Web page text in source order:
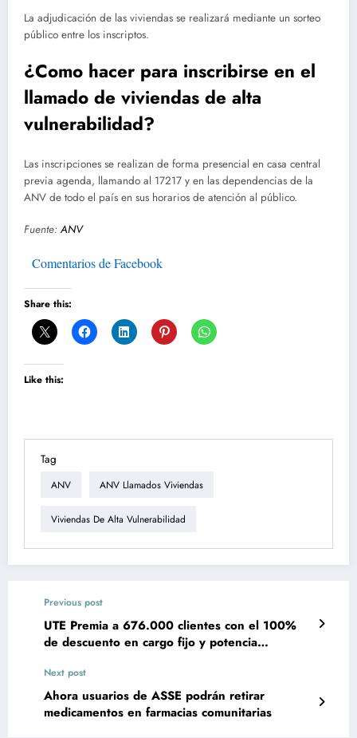
La adjudicación de las viviendas se realizará mediante un sorteo
público entre los inscriptos.
¿Como hacer para inscribirse en el
llamado de viviendas de alta
vulnerabilidad?
Las inscripciones se realizan de forma presencial en casa central
previa agenda, llamando al 17217 y en las dependencias de la
ANV de todo el país en sus horarios de atención al público.
Fuente:ANV
Comentarios de Facebook
Share this:
Like this:
Tag
ANV ANV Llamados Viviendas
Viviendas De Alta Vulnerabilidad
Previous post
UTE Premia a 676.000 clientes con el 100%
de descuento en cargo fijo y potencia
Next post
Ahora usuarios de ASSE podrán retirar
medicamentos en farmacias comunitarias